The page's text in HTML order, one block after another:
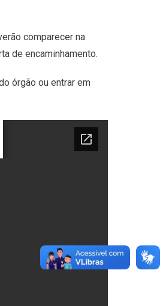
comparecer na
de encaminhamento.
órgão ou entrar em